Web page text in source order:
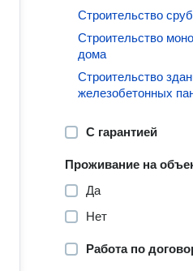
Строительство
Строительство
дома
Строительство
железобетонных
С гарантией
Проживание на
Да
Нет
Работа по